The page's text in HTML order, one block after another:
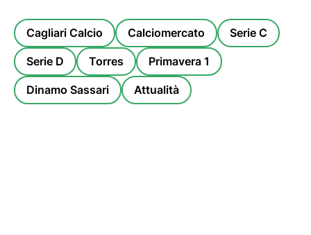
Cagliari Calcio Calciomercato Serie C
Serie D Torres Primavera 1
Dinamo Sassari Attualità